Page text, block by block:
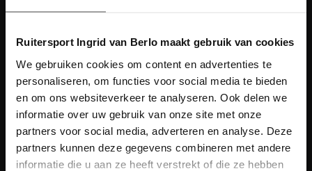
Ruitersport Ingrid van Berlo maakt gebruik van cookies
We gebruiken cookies om content en advertenties te
personaliseren, om functies voor social media te bieden
en om ons websiteverkeer te analyseren. Ook delen we
informatie over uw gebruik van onze site met onze
partners voor social media, adverteren en analyse. Deze
partners kunnen deze gegevens combineren met andere
informatie die u aan ze heeft verstrekt of die ze hebben
Ingrid van Berlo
Laan ten Boomen 4
5715 AB
Lierop, Nederland
+31 (0)492-335353
info@ingridvanberlo.nl
MELD JE AAN VOOR
10% KORTING
.